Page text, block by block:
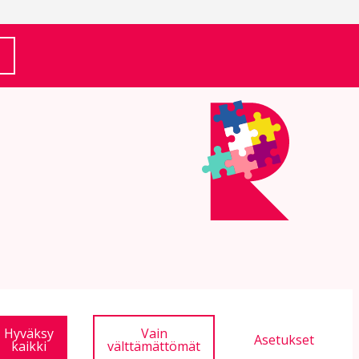
Hyväksy
kaikki
Vain
välttämättömät Asetukset